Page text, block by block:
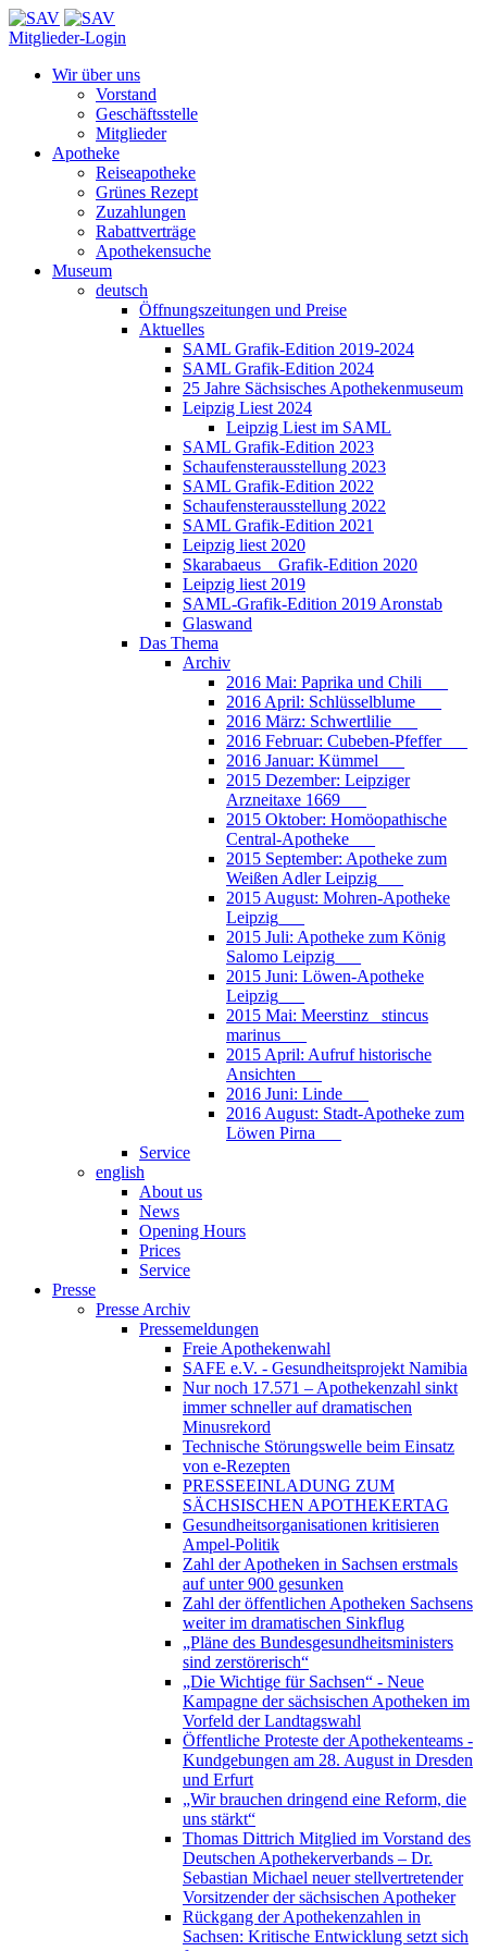
Mitglieder-Login
Wir über uns
Vorstand
Geschäftsstelle
Mitglieder
Apotheke
Reiseapotheke
Grünes Rezept
Zuzahlungen
Rabattverträge
Apothekensuche
Museum
deutsch
Öffnungszeitungen und Preise
Aktuelles
SAML Grafik-Edition 2019-2024
SAML Grafik-Edition 2024
25 Jahre Sächsisches Apothekenmuseum
Leipzig Liest 2024
Leipzig Liest im SAML
SAML Grafik-Edition 2023
Schaufensterausstellung 2023
SAML Grafik-Edition 2022
Schaufensterausstellung 2022
SAML Grafik-Edition 2021
Leipzig liest 2020
Skarabaeus _ Grafik-Edition 2020
Leipzig liest 2019
SAML-Grafik-Edition 2019 Aronstab
Glaswand
Das Thema
Archiv
2016 Mai: Paprika und Chili___
2016 April: Schlüsselblume___
2016 März: Schwertlilie___
2016 Februar: Cubeben-Pfeffer___
2016 Januar: Kümmel___
2015 Dezember: Leipziger
Arzneitaxe 1669___
2015 Oktober: Homöopathische
Central-Apotheke___
2015 September: Apotheke zum
Weißen Adler Leipzig___
2015 August: Mohren-Apotheke
Leipzig___
2015 Juli: Apotheke zum König
Salomo Leipzig___
2015 Juni: Löwen-Apotheke
Leipzig___
2015 Mai: Meerstinz_ stincus
marinus___
2015 April: Aufruf historische
Ansichten___
2016 Juni: Linde___
2016 August: Stadt-Apotheke zum
Löwen Pirna___
Service
english
About us
News
Opening Hours
Prices
Service
Presse
Presse Archiv
Pressemeldungen
Freie Apothekenwahl
SAFE e.V. - Gesundheitsprojekt Namibia
Nur noch 17.571 – Apothekenzahl sinkt
immer schneller auf dramatischen
Minusrekord
Technische Störungswelle beim Einsatz
von e-Rezepten
PRESSEEINLADUNG ZUM
SÄCHSISCHEN APOTHEKERTAG
Gesundheitsorganisationen kritisieren
Ampel-Politik
Zahl der Apotheken in Sachsen erstmals
auf unter 900 gesunken
Zahl der öffentlichen Apotheken Sachsens
weiter im dramatischen Sinkflug
„Pläne des Bundesgesundheitsministers
sind zerstörerisch“
„Die Wichtige für Sachsen“ - Neue
Kampagne der sächsischen Apotheken im
Vorfeld der Landtagswahl
Öffentliche Proteste der Apothekenteams -
Kundgebungen am 28. August in Dresden
und Erfurt
„Wir brauchen dringend eine Reform, die
uns stärkt“
Thomas Dittrich Mitglied im Vorstand des
Deutschen Apothekerverbands – Dr.
Sebastian Michael neuer stellvertretender
Vorsitzender der sächsischen Apotheker
Rückgang der Apothekenzahlen in
Sachsen: Kritische Entwicklung setzt sich